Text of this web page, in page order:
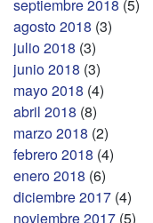
septiembre 2018 (5)
agosto 2018 (3)
julio 2018 (3)
junio 2018 (3)
mayo 2018 (4)
abril 2018 (8)
marzo 2018 (2)
febrero 2018 (4)
enero 2018 (6)
diciembre 2017 (4)
noviembre 2017 (5)